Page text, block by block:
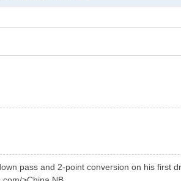
pass and 2-point conversion on his first